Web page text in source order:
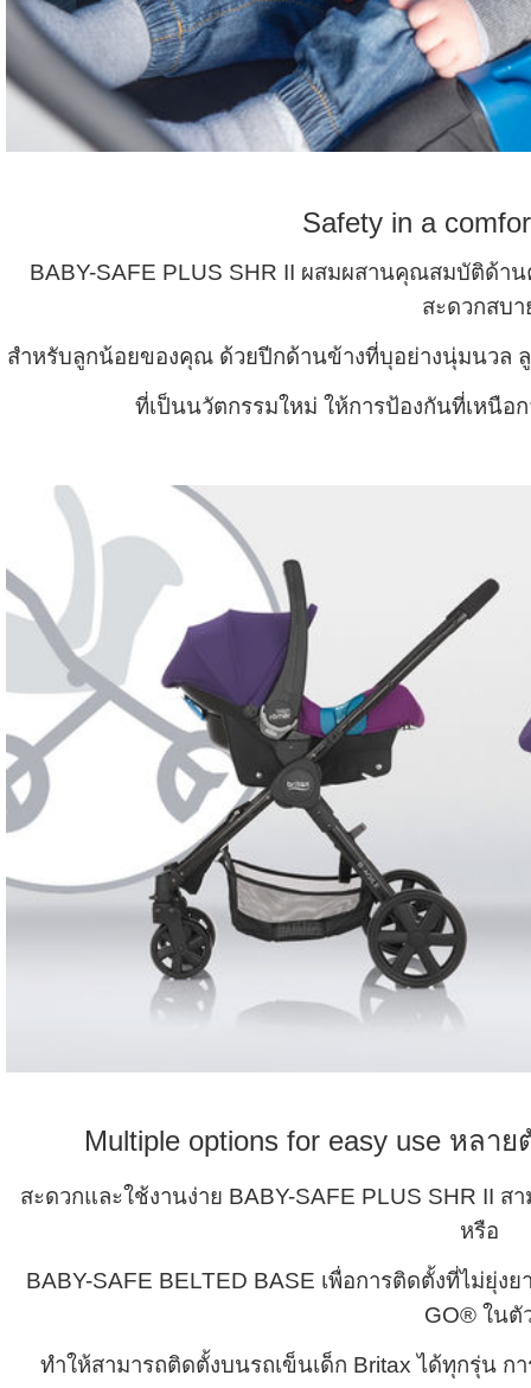
Safety in a
BABY-SAFE PLUS SHR II ผสมผสานคุณสมบัติด้า
สะดวกสบา
สำหรับลูกน้อยของคุณ ด้วยปีกด้านข้างที่บุอย่างนุ่มนวล
ที่เป็นนวัตกรรมใหม่ ให้การป้องกันที่เหนือ
Multiple options for easy use หลา
สะดวกและใช้งานง่าย BABY-SAFE PLUS SHR II
หรือ
BABY-SAFE BELTED BASE เพื่อการติดตั้งที่ไม่ยุ่ง
GO® ในตั
ทำให้สามารถติดตั้งบนรถเข็นเด็ก Britax ได้ทุกรุ่น ก